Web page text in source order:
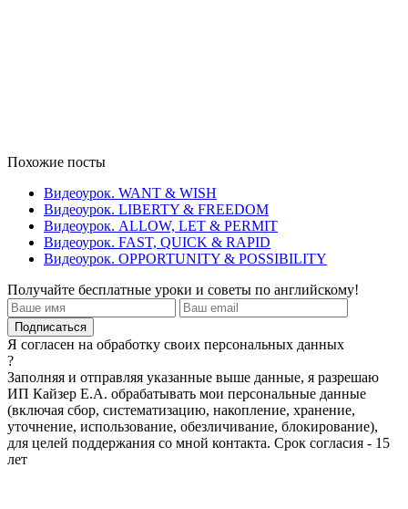
Похожие посты
Видеоурок. WANT & WISH
Видеоурок. LIBERTY & FREEDOM
Видеоурок. ALLOW, LET & PERMIT
Видеоурок. FAST, QUICK & RAPID
Видеоурок. OPPORTUNITY & POSSIBILITY
Получайте бесплатные уроки и советы по английскому!
Я согласен на обработку своих персональных данных
?
Заполняя и отправляя указанные выше данные, я разрешаю
ИП Кайзер Е.А. обрабатывать мои персональные данные
(включая сбор, систематизацию, накопление, хранение,
уточнение, использование, обезличивание, блокирование),
для целей поддержания со мной контакта. Срок согласия - 15
лет